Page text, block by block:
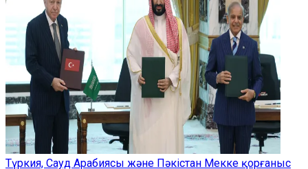
Түркия, Сауд Арабиясы және Пәкістан Мекке қорғаныс